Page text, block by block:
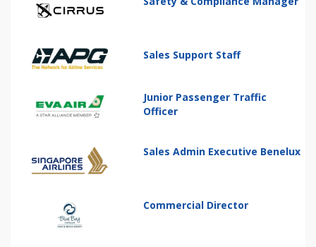
Sales Support Staff
Junior Passenger Traffic
Officer
Sales Admin Executive Benelux
Commercial Director